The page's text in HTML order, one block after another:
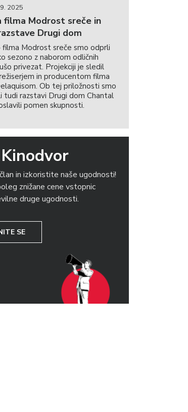
2025
filma Modrost sreče in
Drugi dom
filma Modrost sreče smo odprli
sezono z naborom odličnih
privezat. Projekciji je sledil
in producentom filma
Ob tej priložnosti smo
tudi razstavi Drugi dom Chantal
pomen skupnosti.
in izkoristite naše ugodnosti!
znižane cene vstopnic
druge ugodnosti.
VČLANITE SE